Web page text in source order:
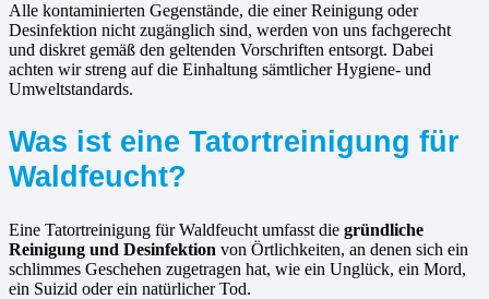
Alle kontaminierten Gegenstände, die einer Reinigung oder
Desinfektion nicht zugänglich sind, werden von uns fachgerecht
und diskret gemäß den geltenden Vorschriften entsorgt. Dabei
achten wir streng auf die Einhaltung sämtlicher Hygiene- und
Umweltstandards.
Was ist eine Tatortreinigung für
Waldfeucht?
Eine Tatortreinigung für Waldfeucht umfasst die gründliche
Reinigung und Desinfektion von Örtlichkeiten, an denen sich ein
schlimmes Geschehen zugetragen hat, wie ein Unglück, ein Mord,
ein Suizid oder ein natürlicher Tod.